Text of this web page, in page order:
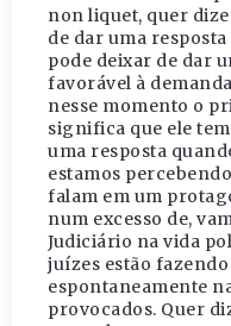
non liquet, quer
de dar uma
pode deixar de dar
favorável à
nesse momento o
significa que ele
uma resposta
estamos
falam em um
num excesso de,
Judiciário na vida
juízes estão
espontaneamente
provocados. Quer